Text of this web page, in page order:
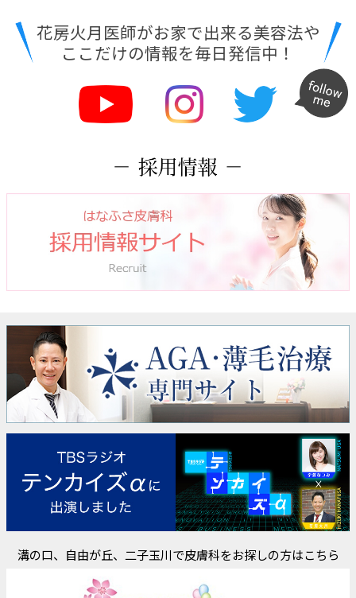
花房火月医師がお家で出来る美容法や
ここだけの情報を毎日発信中！
溝の口、自由が丘、二子玉川で皮膚科をお探しの方はこちら